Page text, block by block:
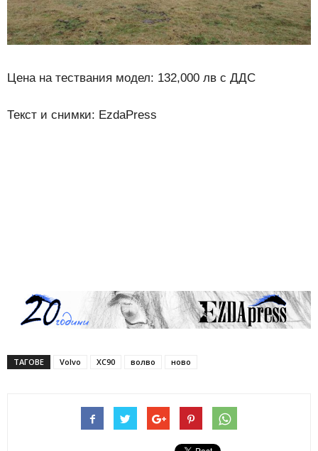
Цена на тествания модел: 132,000 лв с ДДС
Текст и снимки: ЕzdaPress
ТАГОВЕ Volvo XC90 волво ново